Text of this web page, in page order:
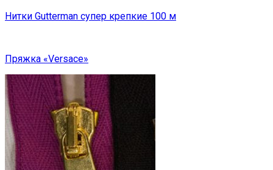
Нитки Gutterman супер крепкие 100 м
Пряжка «Versace»